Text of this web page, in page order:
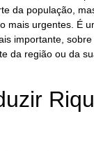
da população,
mais urgentes. É
importante,
da região ou da